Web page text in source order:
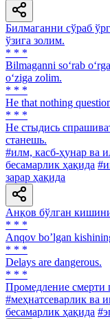
Билмаганни сўраб
ўзига золим.
* * *
Bilmaganni so‘rab
o‘ziga zolim.
* * *
He that nothing
* * *
He стыдись
станешь.
#илм, касб-ҳунар ва
бесамарлик ҳақида
зарар ҳақида
Анқов бўлган
* * *
Аnqov boʼlgan
* * *
Delays are dangerous.
* * *
Промедление смерти
#меҳнатсеварлик ва
бесамарлик ҳақида